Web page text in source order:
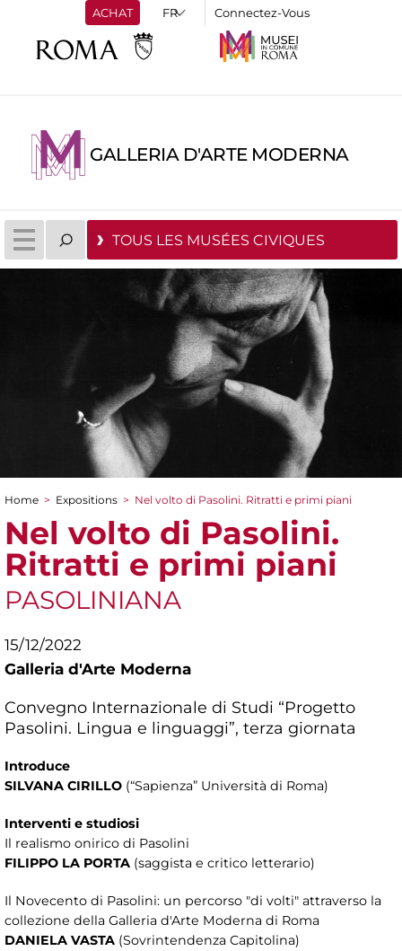
ACHAT Connectez-Vous
GALLERIA D'ARTE MODERNA
TOUS LES MUSÉES CIVIQUES
You are here
Home > Expositions > Nel volto di Pasolini. Ritratti e primi piani
Nel volto di Pasolini.
Ritratti e primi piani
PASOLINIANA
15/12/2022
Galleria d'Arte Moderna
Convegno Internazionale di Studi “Progetto
Pasolini. Lingua e linguaggi”, terza giornata
Introduce
SILVANA CIRILLO (“Sapienza” Università di Roma)
Interventi e studiosi
Il realismo onirico di Pasolini
FILIPPO LA PORTA (saggista e critico letterario)
Il Novecento di Pasolini: un percorso "di volti" attraverso la
collezione della Galleria d'Arte Moderna di Roma
DANIELA VASTA (Sovrintendenza Capitolina)